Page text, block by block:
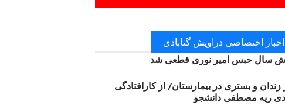
اختصاصی دراویش گنابادی
سال حبس امیر نوری قطعی شد
زندان و بستری در بیمارستان/ از کارافتادگی